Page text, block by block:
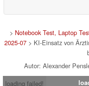
> Notebook Test, Laptop
2025-07> KI-Einsatz von
Autor: Alexander
loading failed!